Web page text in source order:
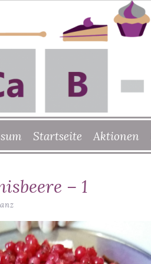
Startseite Aktionen
– 1